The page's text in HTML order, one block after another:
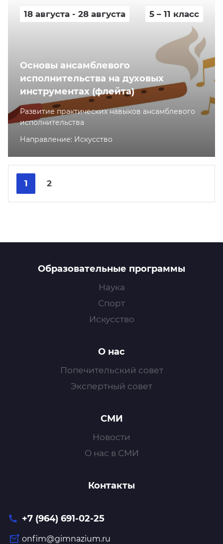
18 августа - 28 августа 5 – 11 класс
Основы ансамблевого
исполнительства на духовых
инструментах (флейта)
Развитие практических навыков ансамблевого
исполнительства
Направление: Искусство
1 2
Образовательные программы
Наука
Спорт
Искусство
О нас
Попечительский совет
Экспертный совет
СМИ
Новости
О нас в СМИ
Контакты
+7 (964) 691-02-25
onfim@gimnazium.ru